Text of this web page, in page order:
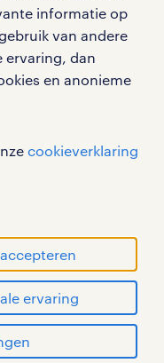
informatie op
van andere
ervaring, dan
en anonieme
cookieverklaring
ervaring